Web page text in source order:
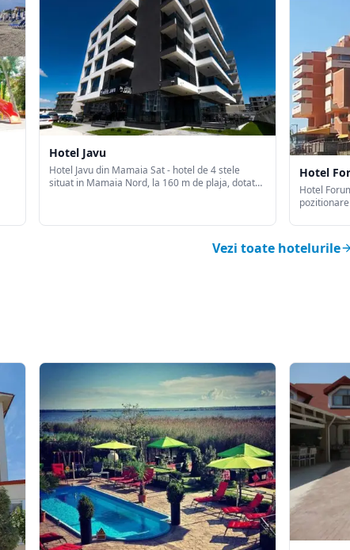
Hotel Javu
Hotel Javu din Mamaia Sat - hotel de 4 stele
situat in Mamaia Nord, la 160 m de plaja, dotat
Hotel
Hotel
Vezi toate hotelurile